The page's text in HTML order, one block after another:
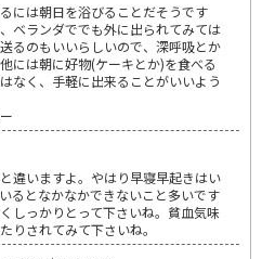
には朝日を浴びることだそうです
ベランダででも外に出られてみては
るのもいいらしいので、深呼吸とか
には朝に好物(ケーキとか)を食べる
なく、手軽に出来ることがいいよう
違いますよ。やはり早寝早起きはい
るとなかなかできないこと多いです
しっかりとって下さいね。貧血気味
りされてみて下さいね。